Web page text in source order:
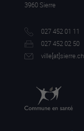
3960 Sierre
027 452 01 11
027 452 02 50
ville[at]sierre.ch